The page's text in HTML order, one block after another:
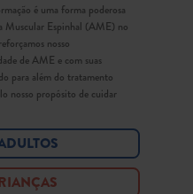
é uma forma poderosa
Muscular Espinhal (AME) no
nosso
de AME e com suas
para além do tratamento
nosso propósito de cuidar